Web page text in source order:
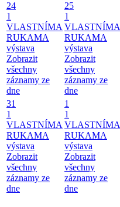
24
1
VLASTNÍMA
RUKAMA
výstava
Zobrazit
všechny
záznamy ze
dne
25
1
VLASTNÍMA
RUKAMA
výstava
Zobrazit
všechny
záznamy ze
dne
31
1
VLASTNÍMA
RUKAMA
výstava
Zobrazit
všechny
záznamy ze
dne
1
1
VLASTNÍMA
RUKAMA
výstava
Zobrazit
všechny
záznamy ze
dne